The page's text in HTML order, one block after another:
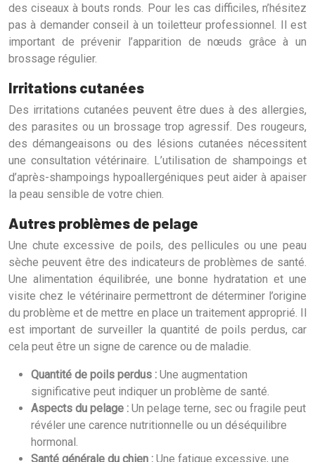
des ciseaux à bouts ronds. Pour les cas difficiles, n’hésitez
pas à demander conseil à un toiletteur professionnel. Il est
important de prévenir l’apparition de nœuds grâce à un
brossage régulier.
Irritations cutanées
Des irritations cutanées peuvent être dues à des allergies,
des parasites ou un brossage trop agressif. Des rougeurs,
des démangeaisons ou des lésions cutanées nécessitent
une consultation vétérinaire. L’utilisation de shampoings et
d’après-shampoings hypoallergéniques peut aider à apaiser
la peau sensible de votre chien.
Autres problèmes de pelage
Une chute excessive de poils, des pellicules ou une peau
sèche peuvent être des indicateurs de problèmes de santé.
Une alimentation équilibrée, une bonne hydratation et une
visite chez le vétérinaire permettront de déterminer l’origine
du problème et de mettre en place un traitement approprié. Il
est important de surveiller la quantité de poils perdus, car
cela peut être un signe de carence ou de maladie.
Quantité de poils perdus : Une augmentation
significative peut indiquer un problème de santé.
Aspects du pelage : Un pelage terne, sec ou fragile peut
révéler une carence nutritionnelle ou un déséquilibre
hormonal.
Santé générale du chien : Une fatigue excessive, une